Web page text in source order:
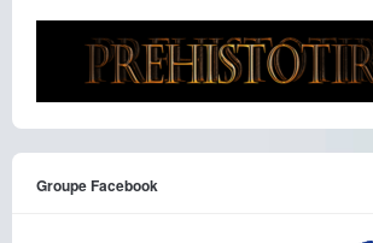
Groupe Facebook